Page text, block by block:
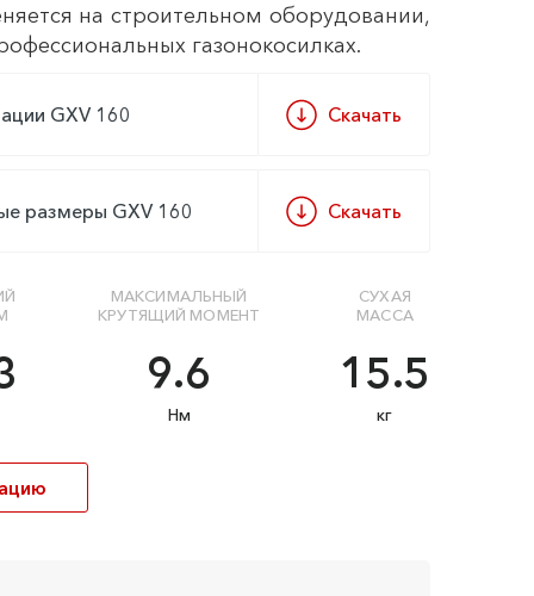
на строительном оборудовании,
газонокосилках.
GXV 160 Скачать
размеры GXV 160 Скачать
МАКСИМАЛЬНЫЙ
КРУТЯЩИЙ МОМЕНТ
9.6
Нм
СУХАЯ
МАССА
15.5
кг